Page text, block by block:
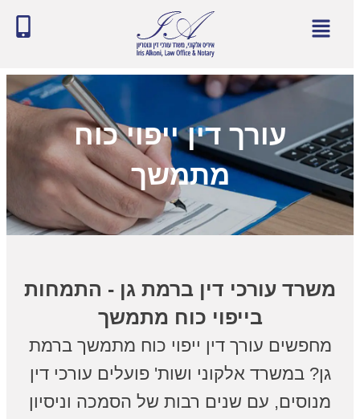
עורך דין ייפוי כוח
מתמשך
משרד עורכי דין ברמת גן - התמחות
בייפוי כוח מתמשך
מחפשים עורך דין ייפוי כוח מתמשך ברמת
גן? במשרד אלקוני ושות' פועלים עורכי דין
מנוסים, עם שנים רבות של הסמכה וניסיון